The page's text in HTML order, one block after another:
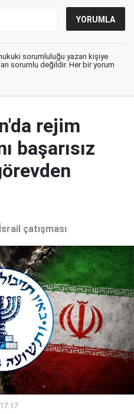
sorumluluğu yazan kişiye
sorumlu değildir. Her bir yorum
rejim
başarısız
çatışması